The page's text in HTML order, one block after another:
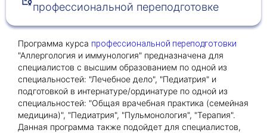
профессиональной переподготовке
Программа курса профессиональной переподготовки
"Аллергология и иммунология" предназначена для
специалистов с высшим образованием по одной из
специальностей: "Лечебное дело", "Педиатрия" и
подготовкой в интернатуре/ординатуре по одной из
специальностей: "Общая врачебная практика (семейная
медицина)", "Педиатрия", "Пульмонология", "Терапия".
Данная программа также подойдет для специалистов,
Приложите документы
Получить консультацию
Даю согласие наобработку персональных
данныхиe-mail рассылку
Приложите документы
Получить консультацию
данныхиe-mail рассылку